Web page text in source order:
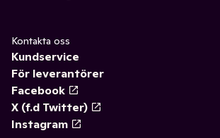
Kontakta oss
Kundservice
För leverantörer
Facebook
X (f.d Twitter)
Instagram